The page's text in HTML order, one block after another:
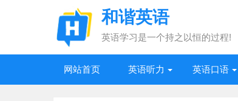
和谐英语
英语学习是一个持之以恒的过程!
网站首页 英语听力 英语口语